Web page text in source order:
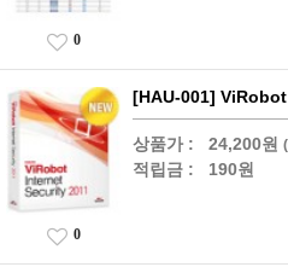
0
[HAU-001]
상품가 : 24,200원
적립금 : 190원
0